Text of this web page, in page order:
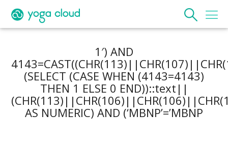
1′) AND
(SELECT (CASE WHEN (4143=4143)
THEN 1 ELSE 0 END))::text||
AS NUMERIC) AND (‘MBNP’=’MBNP